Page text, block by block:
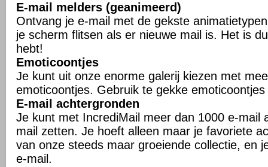
E-mail melders (geanimeerd)
Ontvang je e-mail met de gekste
je scherm flitsen als er nieuwe mail is. Het is
hebt!
Emoticoontjes
Je kunt uit onze enorme galerij kiezen met
emoticoontjes. Gebruik te gekke
E-mail achtergronden
Je kunt met IncrediMail meer dan 1000 e-mail
mail zetten. Je hoeft alleen maar je favoriete
van onze steeds maar groeiende collectie, en
e-mail.